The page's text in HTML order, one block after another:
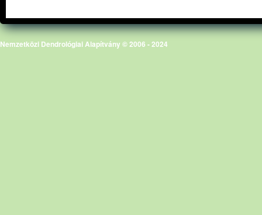
Nemzetközi Dendrológiai Alapítvány © 2006 - 2024